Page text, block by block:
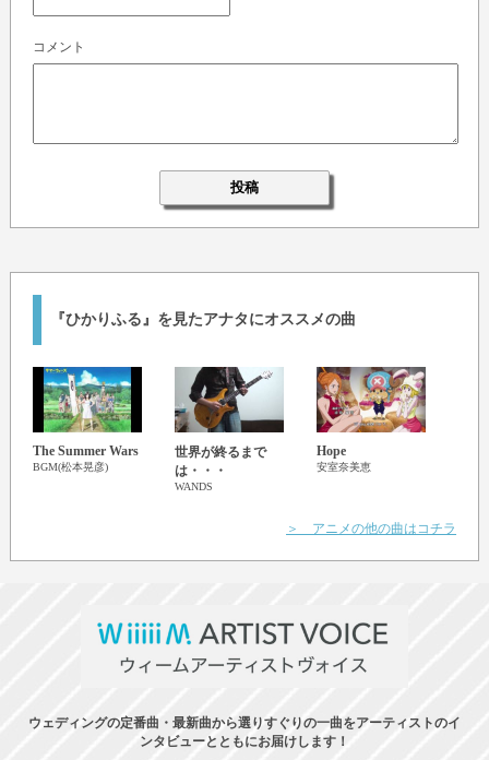
コメント
『ひかりふる』を見たアナタにオススメの曲
The Summer Wars
BGM(松本晃彦)
世界が終るまで
は・・・
WANDS
Hope
安室奈美恵
＞ アニメの他の曲はコチラ
ウェディングの定番曲・最新曲から選りすぐりの一曲をアーティストのイ
ンタビューとともにお届けします！